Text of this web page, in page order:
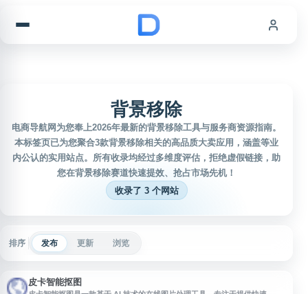
背景移除
电商导航网为您奉上2026年最新的背景移除工具与服务商资源指南。
本标签页已为您聚合3款背景移除相关的高品质大卖应用，涵盖等业
内公认的实用站点。所有收录均经过多维度评估，拒绝虚假链接，助
您在背景移除赛道快速提效、抢占市场先机！
收录了 3 个网站
排序 发布 更新 浏览
皮卡智能抠图